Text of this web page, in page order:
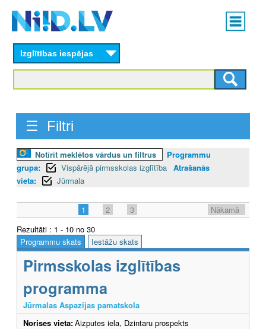
content
Main
menu
Izglītības iespējas
☰ Filtri
Notīrīt meklētos vārdus un filtrus
Programmu
grupa:
Vispārējā pirmsskolas izglītība Atrašanās
vieta:
Jūrmala
1 2 3
Nākamā
Rezultāti : 1 - 10 no 30
Programmu skats
Iestāžu skats
Pirmsskolas izglītības
programma
Jūrmalas Aspazijas pamatskola
Norises vieta:Aizputes iela, Dzintaru prospekts